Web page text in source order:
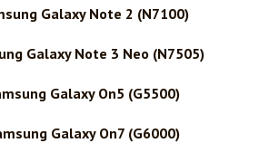
Galaxy Note 2 (N7100)
Galaxy Note 3 Neo (N7505)
Galaxy On5 (G5500)
Galaxy On7 (G6000)